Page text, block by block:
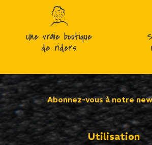
Une vraie boutique
de riders
Abonnez-vous à notre
Utilisation